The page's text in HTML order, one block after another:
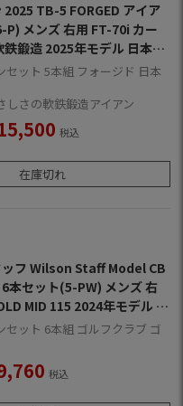
2025 TB-5 FORGED アイア
P) メンズ 右用 FT-70i カー
鍛造 2025年モデル 日本正
ゴルフクラブ
セット 5本組 フォージド 日本
しさの軟鉄鍛造アイアン
税込
在庫切れ
ッフ Wilson Staff Model CB
本セット(5-PW) メンズ 右
MID 115 2024年モデル U
セット 6本組 ゴルフクラブ ゴ
税込